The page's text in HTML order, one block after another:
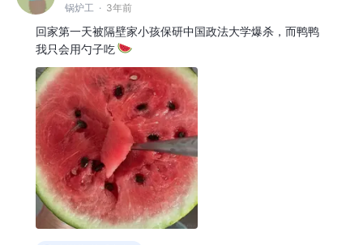
锅炉工 · 3年前
回家第一天被隔壁家小孩保研中国政法大学爆杀，而鸭鸭
我只会用勺子吃